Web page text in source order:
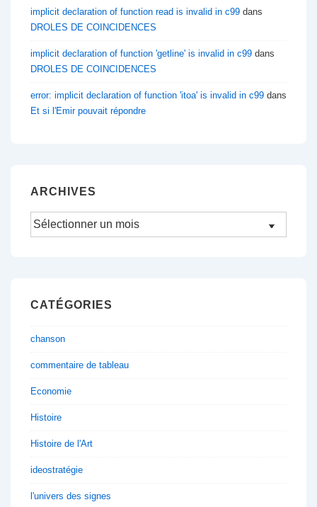
implicit declaration of function read is invalid in c99 dans
DROLES DE COINCIDENCES
implicit declaration of function 'getline' is invalid in c99 dans
DROLES DE COINCIDENCES
error: implicit declaration of function 'itoa' is invalid in c99 dans
Et si l'Emir pouvait répondre
ARCHIVES
Archives
CATÉGORIES
chanson
commentaire de tableau
Economie
Histoire
Histoire de l'Art
ideostratégie
l'univers des signes